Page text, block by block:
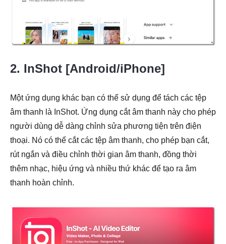
2. InShot [Android/iPhone]
Một ứng dụng khác bạn có thể sử dụng để tách các tệp
âm thanh là InShot. Ứng dụng cắt âm thanh này cho phép
người dùng dễ dàng chỉnh sửa phương tiện trên điện
thoại. Nó có thể cắt các tệp âm thanh, cho phép bạn cắt,
rút ngắn và điều chỉnh thời gian âm thanh, đồng thời
thêm nhạc, hiệu ứng và nhiều thứ khác để tạo ra âm
thanh hoàn chỉnh.